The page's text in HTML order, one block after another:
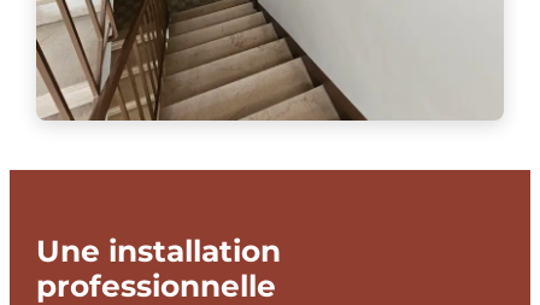
Une installation
professionnelle